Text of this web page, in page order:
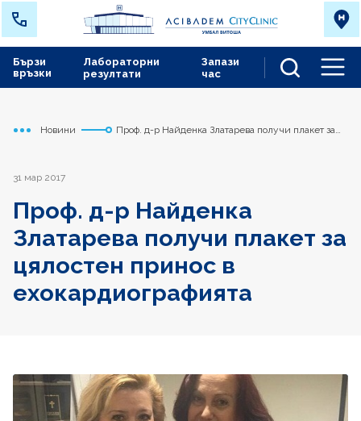
Лабораторни
резултати
Запази
час
Бързи
връзки
Начало
Сърдечно съдов център
Новини
Проф. д-р Найденка Златарева получи плакет за
31 мар 2017
Проф. д-р Найденка
Златарева получи плакет за
цялостен принос в
ехокардиографията